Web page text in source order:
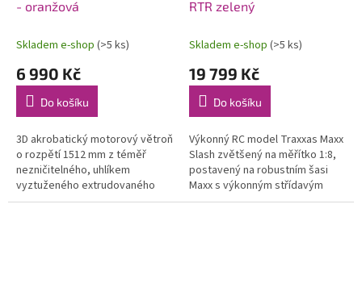
- oranžová
Skladem e-shop (>5 ks)
6 990 Kč
Do košíku
3D akrobatický motorový větroň
o rozpětí 1512 mm z téměř
nezničitelného, uhlíkem
vyztuženého extrudovaného
pěnového polyolefinu (EPO).
RTR zelený
Skladem e-shop (>5 ks)
19 799 Kč
Do košíku
Výkonný RC model Traxxas Maxx
Slash zvětšený na měřítko 1:8,
postavený na robustním šasi
Maxx s výkonným střídavým
pohonem 6S. Model poskytuje